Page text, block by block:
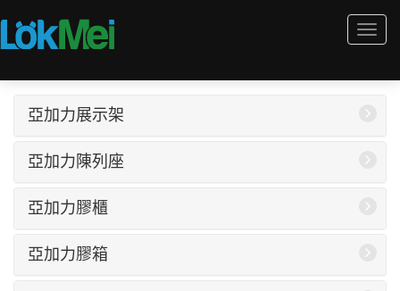
亞加力展示架
亞加力陳列座
亞加力膠櫃
亞加力膠箱